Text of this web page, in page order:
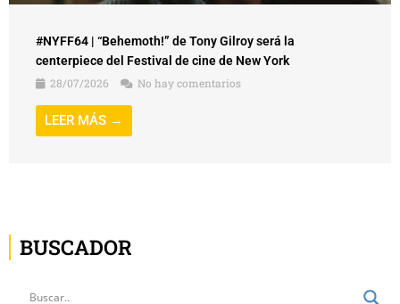
#NYFF64 | “Behemoth!” de Tony Gilroy será la
centerpiece del Festival de cine de New York
28/07/2026
No hay comentarios
LEER MÁS →
BUSCADOR